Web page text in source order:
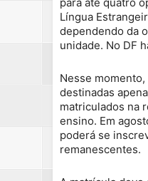
Língua
dependendo da
unidade. No DF
Nesse momento,
destinadas
matriculados na
ensino. Em
poderá se
remanescentes.